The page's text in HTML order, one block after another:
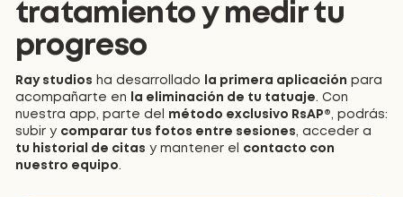
tratamiento y medir tu
progreso
Ray studios ha desarrollado la primera aplicación para
acompañarte en
la eliminación de tu tatuaje. Con
nuestra app, parte del
método exclusivo RsAP®, podrás:
subir y comparar tus fotos entre sesiones, acceder a
tu historial de citas y mantener el
contacto con
nuestro equipo.